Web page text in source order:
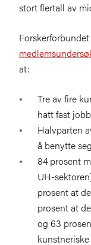
stort flertall av
at:
Tre av fire
hatt fast
Halvparten
å benytte
84 prosent
UH-
prosent at
prosent at
og 63